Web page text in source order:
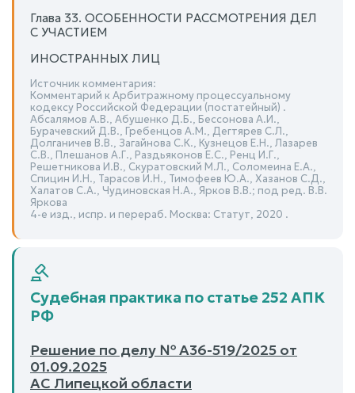
Глава 33. ОСОБЕННОСТИ РАССМОТРЕНИЯ ДЕЛ
С УЧАСТИЕМ
ИНОСТРАННЫХ ЛИЦ
Источник комментария:
Комментарий к Арбитражному процессуальному
кодексу Российской Федерации (постатейный) .
Абсалямов А.В., Абушенко Д.Б., Бессонова А.И.,
Бурачевский Д.В., Гребенцов А.М., Дегтярев С.Л.,
Долганичев В.В., Загайнова С.К., Кузнецов Е.Н., Лазарев
С.В., Плешанов А.Г., Раздьяконов Е.С., Ренц И.Г.,
Решетникова И.В., Скуратовский М.Л., Соломеина Е.А.,
Спицин И.Н., Тарасов И.Н., Тимофеев Ю.А., Хазанов С.Д.,
Халатов С.А., Чудиновская Н.А., Ярков В.В.; под ред. В.В.
Яркова
4-е изд., испр. и перераб. Москва: Статут, 2020 .
Судебная практика по статье 252 АПК
РФ
Решение по делу № А36-519/2025 от
01.09.2025
АС Липецкой области